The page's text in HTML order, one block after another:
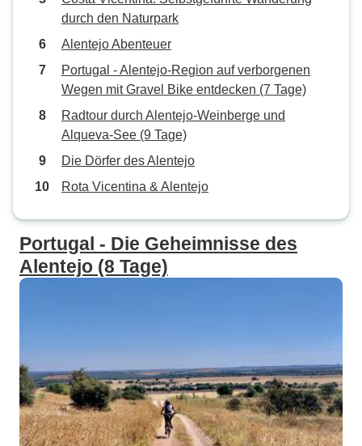
durch den Naturpark
Alentejo Abenteuer
Portugal - Alentejo-Region auf verborgenen
Wegen mit Gravel Bike entdecken (7 Tage)
Radtour durch Alentejo-Weinberge und
Alqueva-See (9 Tage)
Die Dörfer des Alentejo
Rota Vicentina & Alentejo
Portugal - Die Geheimnisse des
Alentejo (8 Tage)